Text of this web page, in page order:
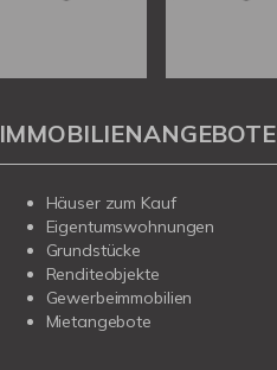
IMMOBILIENANGEBOTE
Häuser zum Kauf
Eigentumswohnungen
Grundstücke
Renditeobjekte
Gewerbeimmobilien
Mietangebote